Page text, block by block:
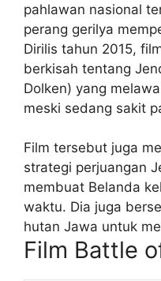
pahlawan nasional
perang gerilya
Dirilis tahun 2015,
berkisah tentang
Dolken) yang
meski sedang sakit
Film tersebut juga
strategi perjuangan
membuat Belanda
waktu. Dia juga
hutan Jawa untuk
Film Battle